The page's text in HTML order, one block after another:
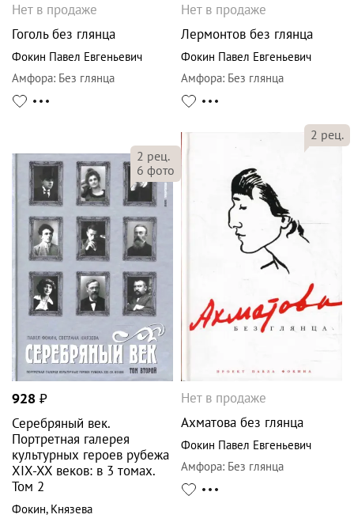
Нет в продаже
Гоголь без глянца
Фокин Павел Евгеньевич
Амфора: Без глянца
Нет в продаже
Лермонтов без глянца
Фокин Павел Евгеньевич
Амфора: Без глянца
2 рец.
6 фото
928 ₽
Серебряный век.
Портретная галерея
культурных героев рубежа
XIX-XX веков: в 3 томах.
Том 2
Фокин, Князева
2 рец.
Нет в продаже
Ахматова без глянца
Фокин Павел Евгеньевич
Амфора: Без глянца